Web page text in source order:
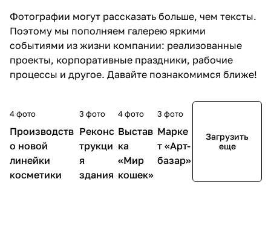
Фотографии могут рассказать больше, чем тексты.
Поэтому мы пополняем галерею яркими
событиями из жизни компании: реализованные
проекты, корпоративные праздники, рабочие
процессы и другое. Давайте познакомимся ближе!
4 фото
Производств
о новой
линейки
косметики
3 фото
Реконс
трукци
я
здания
4 фото
Выстав
ка
«Мир
кошек»
3 фото
Марке
т «Арт-
базар»
Загрузить
еще